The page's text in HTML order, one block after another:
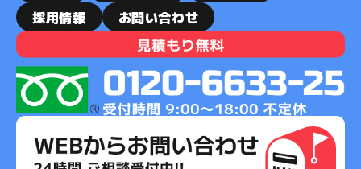
2018-02
2017-12
2017-11
2017-10
2017-09
2017-08
採用情報
お問い合わせ